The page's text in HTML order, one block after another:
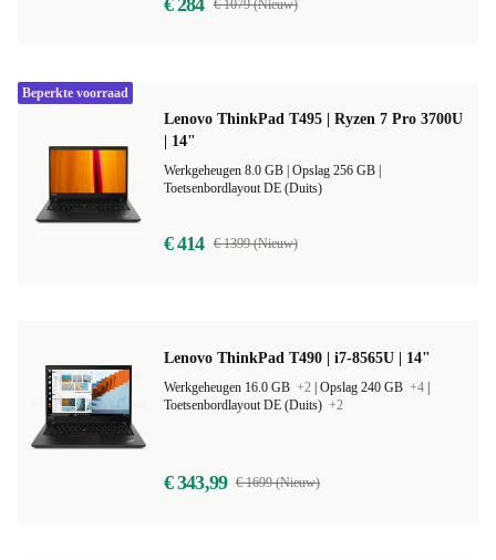
€ 284 € 1079 (Nieuw)
Lenovo ThinkPad T495 | Ryzen 7 Pro 3700U
| 14"
Toetsenbordlayout DE (Duits)
€ 414 € 1399 (Nieuw)
Beperkte voorraad
Lenovo ThinkPad T490 | i7-8565U | 14"
Werkgeheugen 16.0 GB +2 Opslag 240 GB +4
Toetsenbordlayout DE (Duits) +2
€ 343,99 € 1699 (Nieuw)